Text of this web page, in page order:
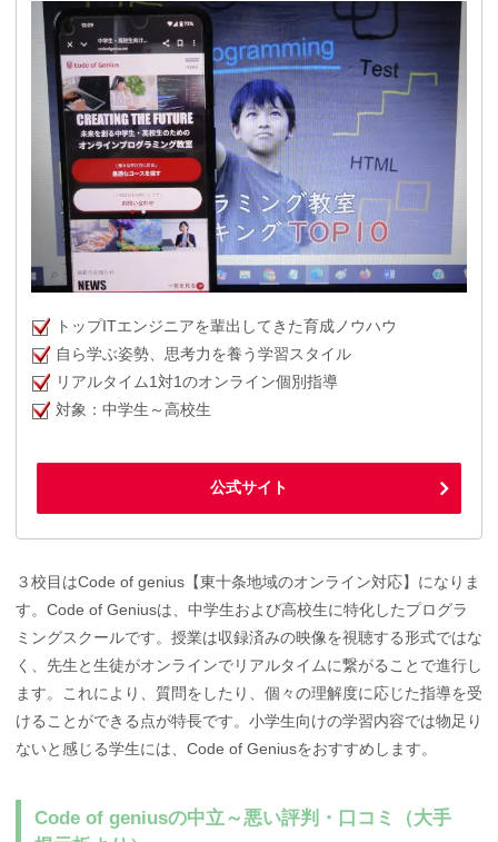
トップITエンジニアを輩出してきた育成ノウハウ
自ら学ぶ姿勢、思考力を養う学習スタイル
リアルタイム1対1のオンライン個別指導
対象：中学生～高校生
公式サイト
３校目はCode of genius【東十条地域のオンライン対応】になりま
す。Code of Geniusは、中学生および高校生に特化したプログラ
ミングスクールです。授業は収録済みの映像を視聴する形式ではな
く、先生と生徒がオンラインでリアルタイムに繋がることで進行し
ます。これにより、質問をしたり、個々の理解度に応じた指導を受
けることができる点が特長です。小学生向けの学習内容では物足り
ないと感じる学生には、Code of Geniusをおすすめします。
Code of geniusの中立～悪い評判・口コミ（大手